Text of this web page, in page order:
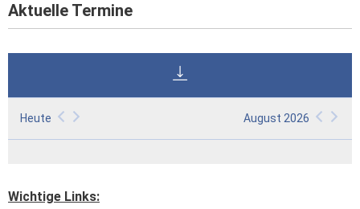
Aktuelle Termine
Heute August 2026
Wichtige Links: